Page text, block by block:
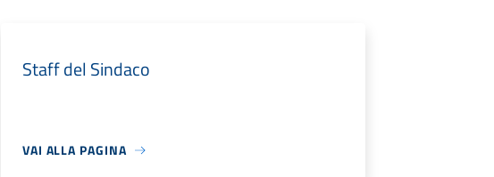
Staff del Sindaco
VAI ALLA PAGINA